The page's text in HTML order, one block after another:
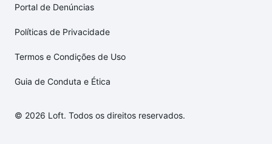
Portal de Denúncias
Políticas de Privacidade
Termos e Condições de Uso
Guia de Conduta e Ética
© 2026 Loft. Todos os direitos reservados.